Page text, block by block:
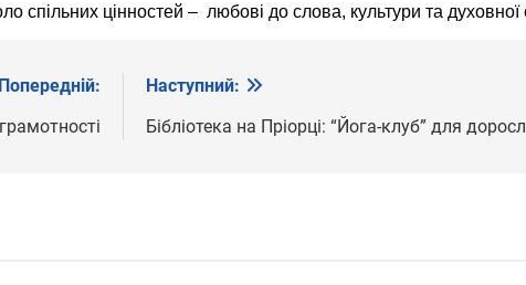
спільних цінностей – любові до слова, культури та
Попередній:
Наступний:
Бібліотека на Пріорці: “Йога-клуб” для